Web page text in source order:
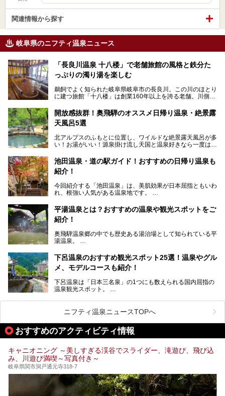
関連情報から探す
岐阜県のニフティ温泉ニュース
「長良川温泉 十八楼」で老舗旅館の風格と鉄分た
っぷりの濁り湯を楽しむ
鵜飼でよく知られた岐阜県岐阜市の長良川。この川のほとり
に建つ旅館「十八楼」は創業160年以上を誇る老舗。川側の
濁り湯で、地産地消にこだわった食事も定評があります。
そして大浴場は日帰り入浴もできるんですよ。泊まりでも日
岐阜の手仕事に触れる旅とともに楽しんでみてはいかがでし
ょう！
───
提供元：岐阜県【PR】
この記事は岐阜県のPR記事です。
開放感抜群！奥飛騨のオススメ日帰り温泉・絶景露
天風呂5選
北アルプスのふもとに位置し、ワイルドな絶景露天風呂が多
い！お湯がいい！源泉掛け流し天国と温泉好きなら一度は行
「平湯温泉」「福地温泉」「新平湯温泉」「栃尾温泉」「新
穂高温泉」と5つの温泉地を総称して奥飛騨温泉郷と呼びま
風呂を5ヶ所ご紹介したいと思います。いずれも素晴らしい
温泉ですよ！
池田温泉・道の駅ガイド！おすすめの日帰り温泉も
紹介！
今回紹介する「池田温泉」は、美肌効果が日本屈指ともいわ
れ、根強い人気がある温泉地です。
温泉旅として利用することができます。
池田温泉には道の駅があるなど、温泉、観光、買い物と、さ
そんな池田温泉の魅力を詳しく紹介していきます！
平湯温泉とは？おすすめの温泉や観光スポットをご
紹介！
奥飛騨温泉郷の中でも歴史ある湯治場として知られている平
湯温泉。
らの利用客も増え、ますます賑わいを見せています。そこで
今回は、平湯温泉の観光スポットとおすすめの温泉施設を紹
介します。気になる温泉をぜひチェックしてみてください。
下呂温泉のおすすめ観光スポット25選！温泉やグル
メ、モデルコースも紹介！
下呂温泉は「日本三名泉」の1つにも数えられる国内屈指の
温泉観光スポット。
のグルメを楽しんだり、周辺にある名所にも足を伸ばしたり
したいもの。
本記事では、下呂温泉エリアにあるおすすめの観光スポット
をご紹介するとともに散策する際のモデルコースもご提案。
下呂温泉観光をたっぷりとガイドします！
ニフティ温泉ニュースTOPへ
おすすめのアクティビティ情報
キャニオニング ～美しすぎる渓谷でスライダー、滝遊び、飛び込
み、川遊び満喫～写真付き～
岐阜県関市洞戸通元寺318-7